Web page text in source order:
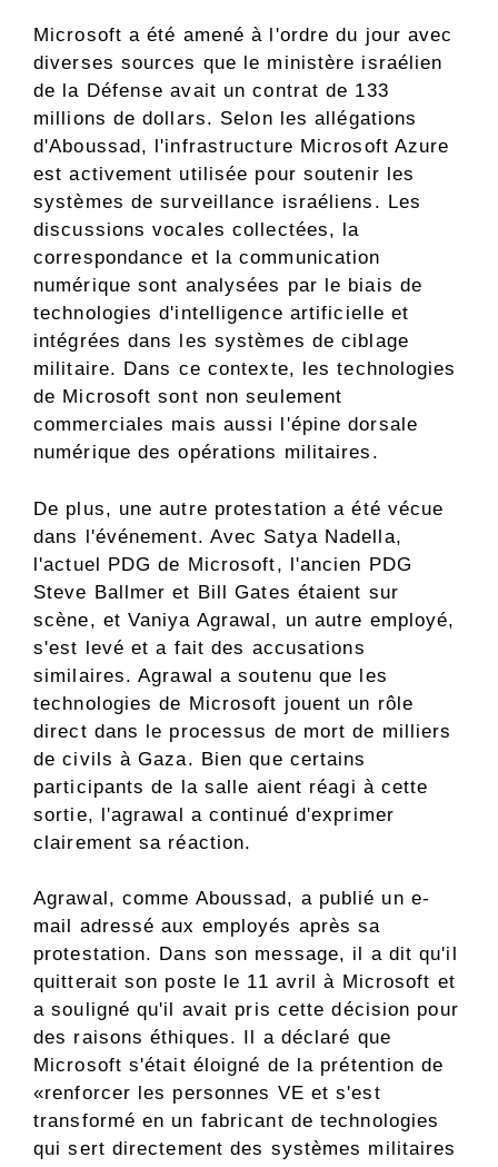
Microsoft a été amené à l'ordre du jour avec
diverses sources que le ministère israélien
de la Défense avait un contrat de 133
millions de dollars. Selon les allégations
d'Aboussad, l'infrastructure Microsoft Azure
est activement utilisée pour soutenir les
systèmes de surveillance israéliens. Les
discussions vocales collectées, la
correspondance et la communication
numérique sont analysées par le biais de
technologies d'intelligence artificielle et
intégrées dans les systèmes de ciblage
militaire. Dans ce contexte, les technologies
de Microsoft sont non seulement
commerciales mais aussi l'épine dorsale
numérique des opérations militaires.
De plus, une autre protestation a été vécue
dans l'événement. Avec Satya Nadella,
l'actuel PDG de Microsoft, l'ancien PDG
Steve Ballmer et Bill Gates étaient sur
scène, et Vaniya Agrawal, un autre employé,
s'est levé et a fait des accusations
similaires. Agrawal a soutenu que les
technologies de Microsoft jouent un rôle
direct dans le processus de mort de milliers
de civils à Gaza. Bien que certains
participants de la salle aient réagi à cette
sortie, l'agrawal a continué d'exprimer
clairement sa réaction.
Agrawal, comme Aboussad, a publié un e-
mail adressé aux employés après sa
protestation. Dans son message, il a dit qu'il
quitterait son poste le 11 avril à Microsoft et
a souligné qu'il avait pris cette décision pour
des raisons éthiques. Il a déclaré que
Microsoft s'était éloigné de la prétention de
«renforcer les personnes VE et s'est
transformé en un fabricant de technologies
qui sert directement des systèmes militaires